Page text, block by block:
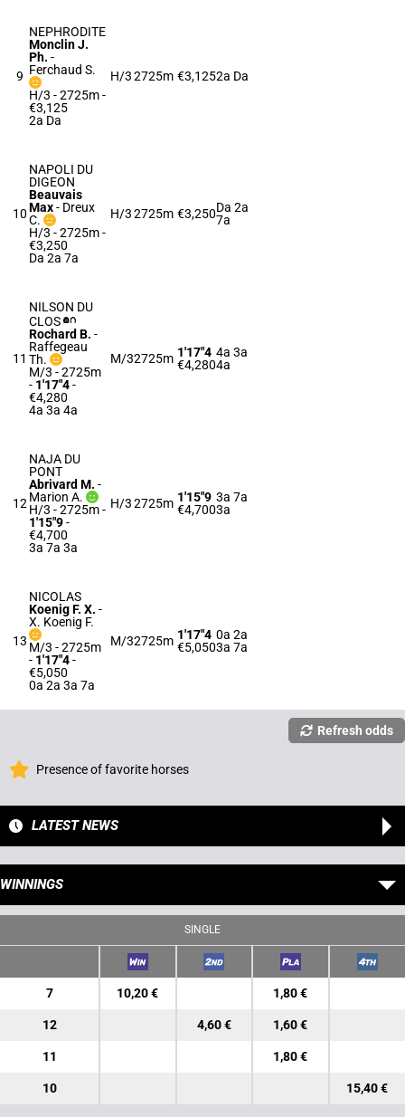
9
NEPHRODITE
Monclin J.
Ph. -
Ferchaud S.
H/3 - 2725m-
€3,125
2a Da
H/32725m €3,1252a Da
10
NAPOLI DU
DIGEON
Beauvais
Max- Dreux
C.
H/3 - 2725m-
€3,250
Da 2a 7a
H/32725m €3,250Da 2a
7a
11
NILSON DU
CLOS
Rochard B. -
Raffegeau
Th.
M/3 - 2725m
- 1'17"4-
€4,280
4a 3a 4a
M/32725m 1'17"4
€4,280
4a 3a
4a
12
NAJA DU
PONT
Abrivard M. -
Marion A.
H/3 - 2725m-
1'15"9-
€4,700
3a 7a 3a
H/32725m 1'15"9
€4,700
3a 7a
3a
13
NICOLAS
Koenig F. X. -
X. Koenig F.
M/3 - 2725m
- 1'17"4-
€5,050
0a 2a 3a 7a
M/32725m 1'17"4
€5,050
0a 2a
3a 7a
Refresh odds
Presence of favorite horses
LATEST NEWS
WINNINGS
SINGLE
7 10,20 € 1,80 €
12 4,60 € 1,60 €
11 1,80 €
10 15,40 €